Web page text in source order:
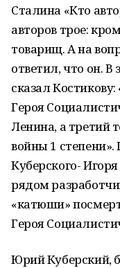
Сталина «Кто
авторов трое:
товарищ. А на
ответил, что он.
сказал
Героя
Ленина, а третий
войны 1
Куберского-
рядом
«катюши»
Героя
Юрий Куберский,